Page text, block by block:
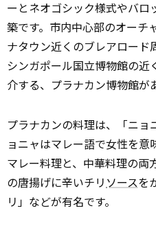
ーとネオゴシック様式やバ
築です。市内中心部のオーチ
ナタウン近くのブレアロード
シンガポール国立博物館の
介する、プラナカン博物館が
プラナカンの料理は、「ニョ
ョニャはマレー語で女性を意
マレー料理と、中華料理の両
の唐揚げに辛いチリ ソースを
リ」などが有名です。